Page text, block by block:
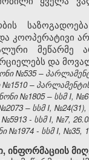
კოოპერატივი
და
№535 –
–
№1805 – სსმ I,
– სსმ I, №24(31),
- სსმ I, №7,
№1974 - სსმ I, №35,
ინფორმაციის